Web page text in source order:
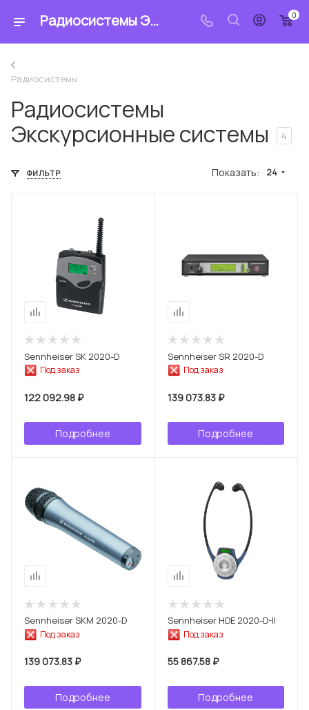
Радиосистемы Экскурсионные системы - купить в интернет-магазине «Sennheiser» 0
Радиосистемы
Радиосистемы
Экскурсионные системы
4
ФИЛЬТР Показать: 24
Sennheiser SK 2020-D
Под заказ
122 092.98 ₽
Подробнее
Sennheiser SR 2020-D
Под заказ
139 073.83 ₽
Подробнее
Sennheiser SKM 2020-D
Под заказ
139 073.83 ₽
Подробнее
Sennheiser HDE 2020-D-II
Под заказ
55 867.58 ₽
Подробнее